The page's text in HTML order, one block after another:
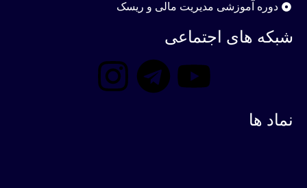
دوره آموزشی مدیریت مالی و ریسک
شبکه های اجتماعی
نماد ها